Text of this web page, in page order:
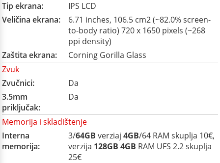
Tip ekrana:
IPS LCD
Veličina ekrana:
6.71 inches, 106.5 cm2 (~82.0% screen-
to-body ratio) 720 x 1650 pixels (~268
ppi density)
Zaštita ekrana:
Corning Gorilla Glass
Zvuk
Zvučnici:
Da
3.5mm
priključak:
Da
Memorija i skladištenje
Interna
memorija:
3/64GB verziaj 4GB/64 RAM skuplja 10€,
verzija 128GB 4GB RAM UFS 2.2 skuplja
25€